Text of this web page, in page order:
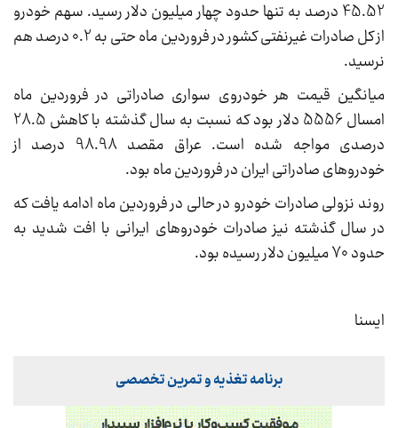
45.52 درصد به تنها حدود چهار میلیون دلار رسید. سهم خودرو
از کل صادرات غیرنفتی کشور در فروردین ماه حتی به 0.2 درصد هم
نرسید.
میانگین قیمت هر خودروی سواری صادراتی در فروردین ماه
امسال 5556 دلار بود که نسبت به سال گذشته با کاهش 28.5
درصدی مواجه شده است. عراق مقصد 98.98 درصد از
خودروهای صادراتی ایران در فروردین ماه بود.
روند نزولی صادرات خودرو در حالی در فروردین ماه ادامه یافت که
در سال گذشته نیز صادرات خودروهای ایرانی با افت شدید به
حدود 70 میلیون دلار رسیده بود.
ایسنا
برنامه تغذیه و تمرین تخصصی